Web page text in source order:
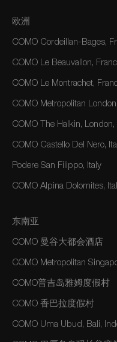
欧洲
COMO Cordeillan-Bages,
COMO Le Beauvallon,
COMO Le Montrachet,
COMO Metropolitan
COMO The Halkin, London,
COMO Castello Del Nero,
Podere San Filippo, Italy
COMO Alpina Dolomites,
东南亚
COMO 曼谷大都会酒店
COMO Metropolitan
COMO普吉岛雅姆度假村
COMO 香巴拉度假村
COMO Uma Ubud, Bali,